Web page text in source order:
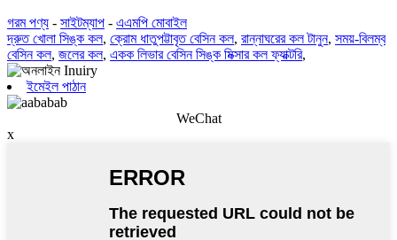
গরম পণ্য - সাইটম্যাপ - এএমপি মোবাইল
দ্রুত খোলা সিঙ্ক কল, ক্রোম ধাতুপট্টাবৃত বেসিন কল, রান্নাঘরের কল টানুন, সময়-বিলম্ব
বেসিন কল, জলের কল, একক লিভার বেসিন সিঙ্ক মিক্সার কল ফ্যাক্টরি,
ইমেইল পাঠান
WeChat
x